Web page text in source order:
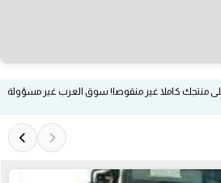
منتجك كاملا غير منقوصا! سوق العرب غير مسؤولة